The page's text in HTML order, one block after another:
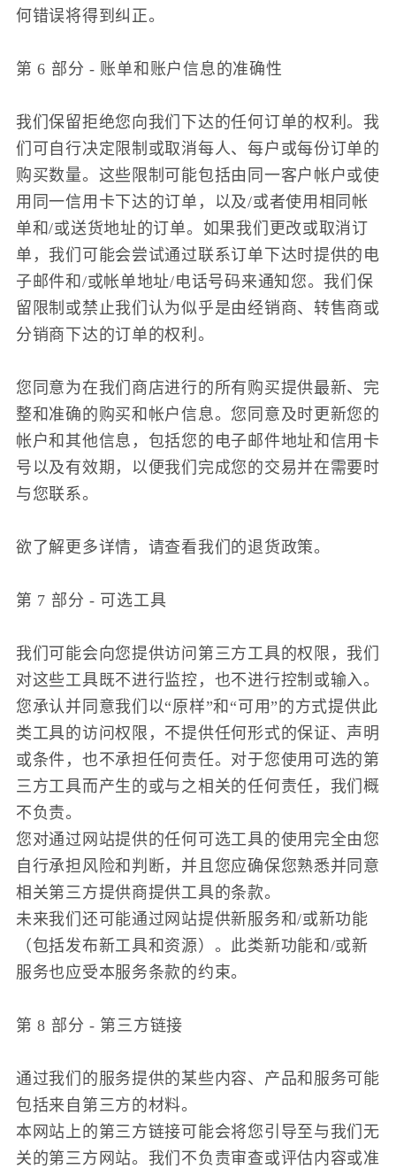
何错误将得到纠正。
第 6 部分 - 账单和账户信息的准确性
我们保留拒绝您向我们下达的任何订单的权利。我
们可自行决定限制或取消每人、每户或每份订单的
购买数量。这些限制可能包括由同一客户帐户或使
用同一信用卡下达的订单，以及/或者使用相同帐
单和/或送货地址的订单。如果我们更改或取消订
单，我们可能会尝试通过联系订单下达时提供的电
子邮件和/或帐单地址/电话号码来通知您。我们保
留限制或禁止我们认为似乎是由经销商、转售商或
分销商下达的订单的权利。
您同意为在我们商店进行的所有购买提供最新、完
整和准确的购买和帐户信息。您同意及时更新您的
帐户和其他信息，包括您的电子邮件地址和信用卡
号以及有效期，以便我们完成您的交易并在需要时
与您联系。
欲了解更多详情，请查看我们的退货政策。
第 7 部分 - 可选工具
我们可能会向您提供访问第三方工具的权限，我们
对这些工具既不进​​行监控，也不进行控制或输入。
您承认并同意我们以“原样”和“可用”的方式提供此
类工具的访问权限，不提供任何形式的保证、声明
或条件，也不承担任何责任。对于您使用可选的第
三方工具而产生的或与之相关的任何责任，我们概
不负责。
您对通过网站提供的任何可选工具的使用完全由您
自行承担风险和判断，并且您应确保您熟悉并同意
相关第三方提供商提供工具的条款。
未来我们还可能通过网站提供新服务和/或新功能
（包括发布新工具和资源）。此类新功能和/或新
服务也应受本服务条款的约束。
第 8 部分 - 第三方链接
通过我们的服务提供的某些内容、产品和服务可能
包括来自第三方的材料。
本网站上的第三方链接可能会将您引导至与我们无
关的第三方网站。我们不负责审查或评估内容或准